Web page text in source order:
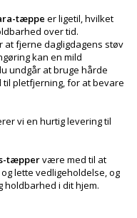
tæppe er ligetil, hvilket
over tid.
fjerne dagligdagens støv
kan en mild
undgår at bruge hårde
pletfjerning, for at bevare
vi en hurtig levering til
tæppervære med til at
lette vedligeholdelse, og
holdbarhed i dit hjem.